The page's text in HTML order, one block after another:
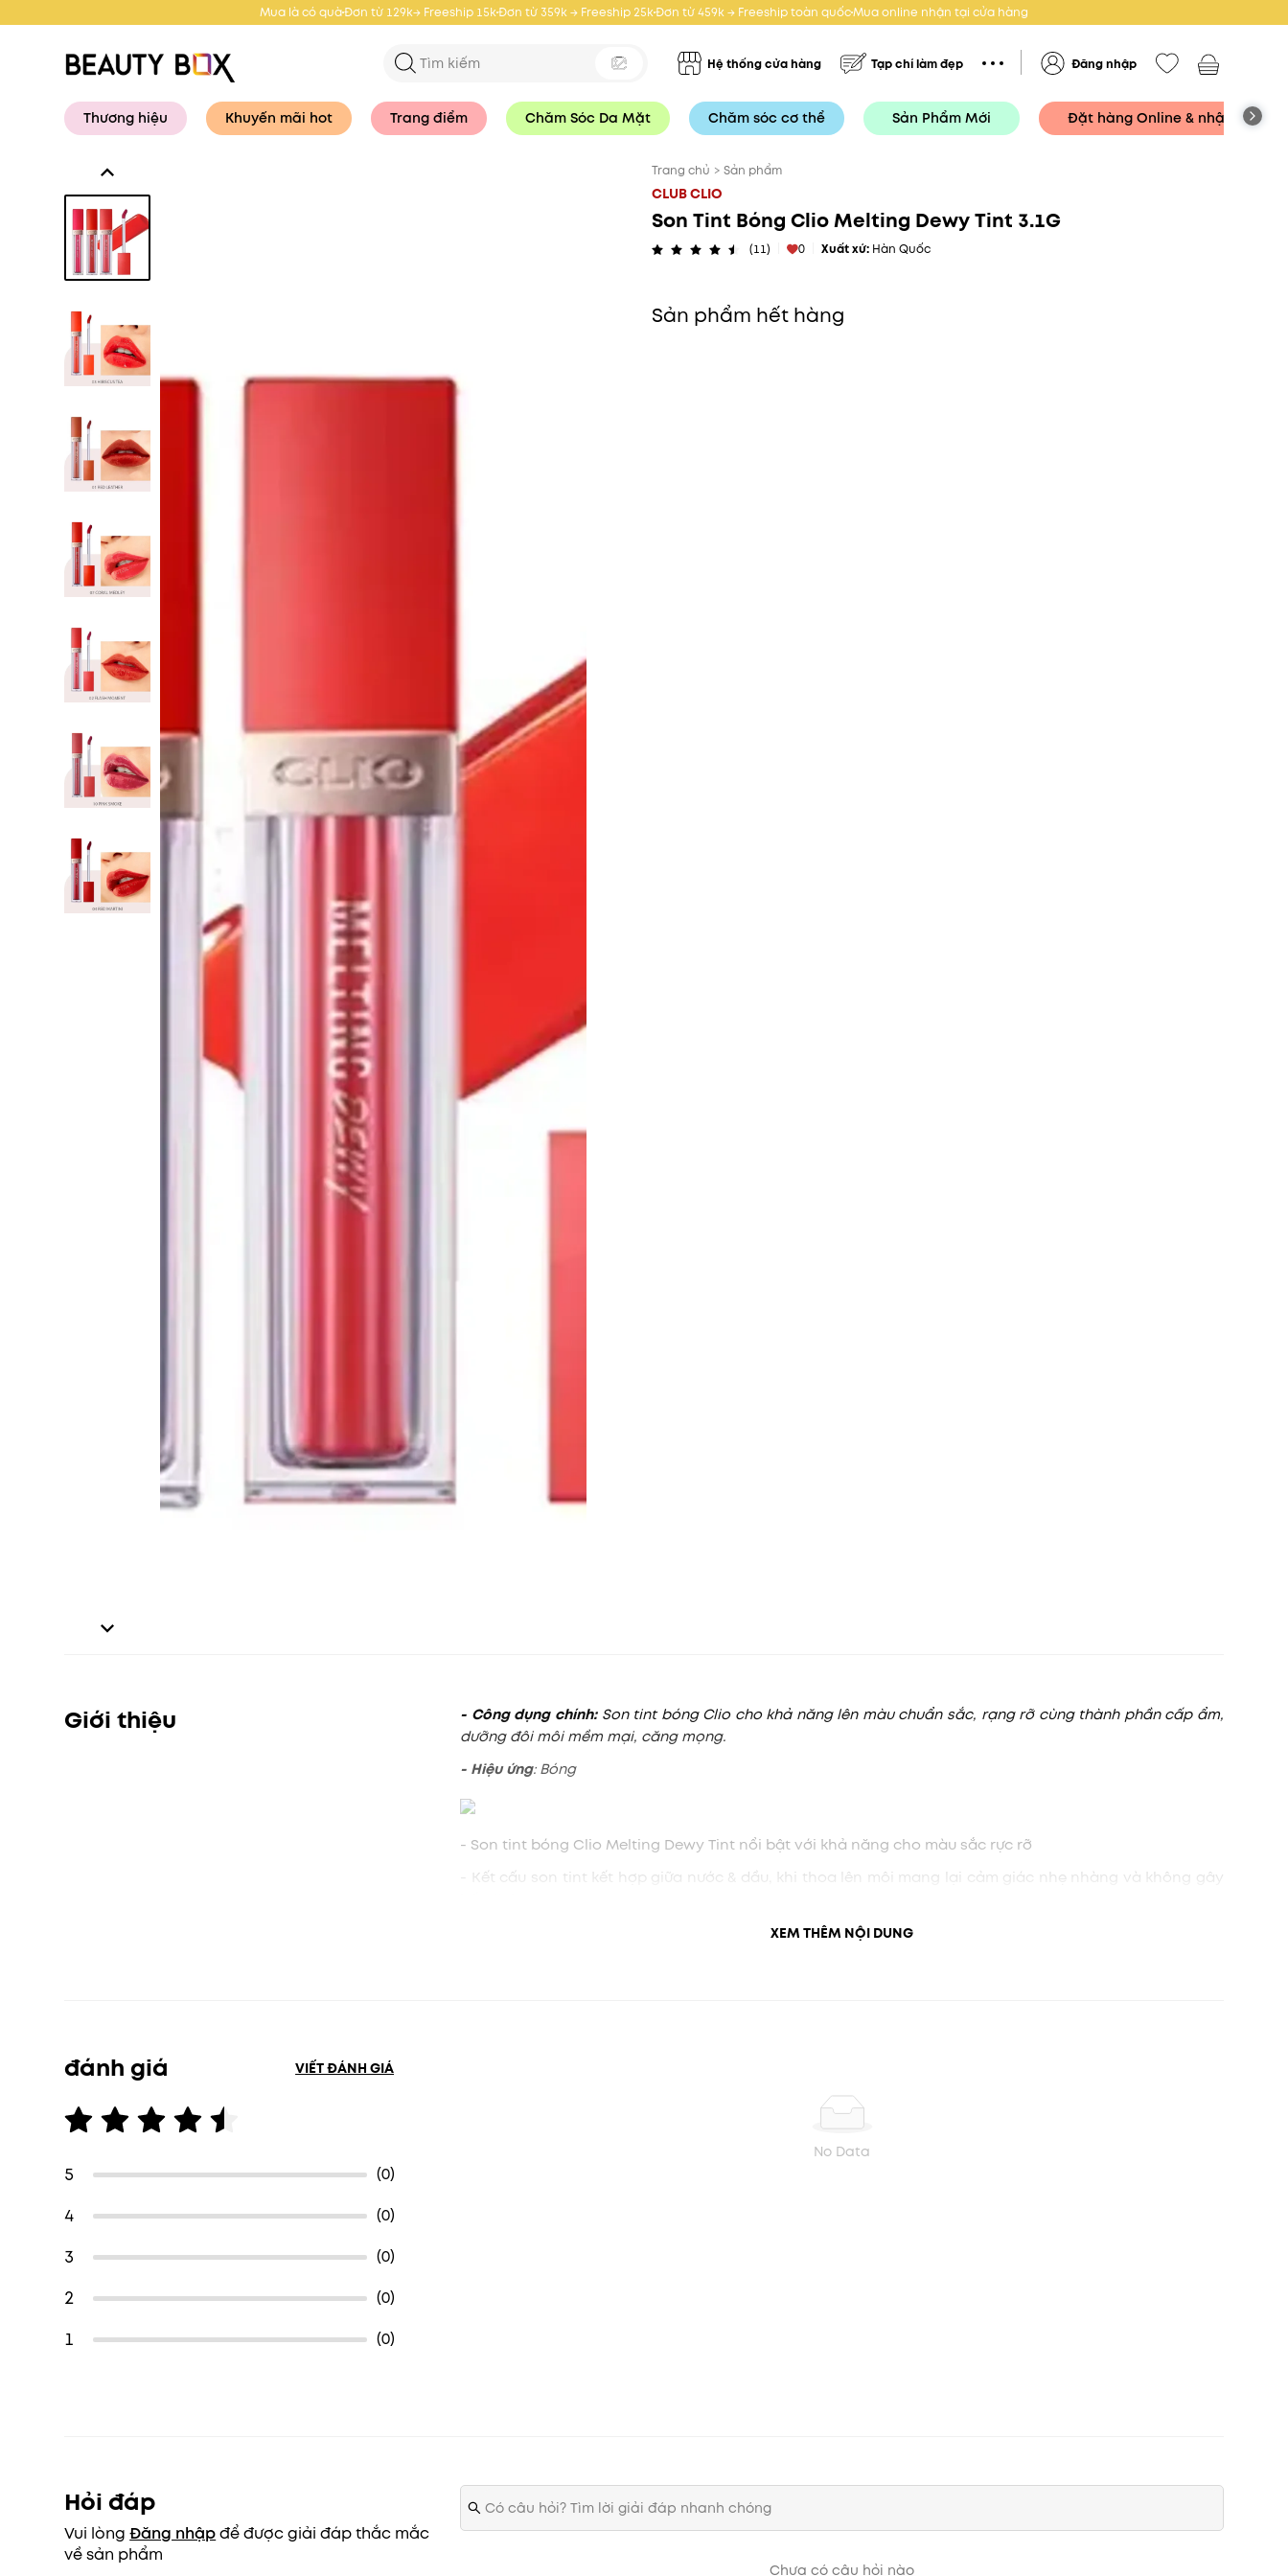
Mua là có quàĐơn từ 129k→ Freeship 15kĐơn từ 359k → Freeship 25kĐơn từ 459k → Freeship toàn quốcMua online nhận tại cửa hàng
Hệ thống cửa hàng Tạp chí làm đẹp Đăng nhập
Thương hiệu Khuyến mãi hot Trang điểm Chăm Sóc Da Mặt Chăm sóc cơ thể Sản Phẩm Mới Đặt hàng Online & nhận tại
Trang chủ > Sản phẩm
CLUB CLIO
Son Tint Bóng Clio Melting Dewy Tint 3.1G
(11) 0 Xuất xứ: Hàn Quốc
Sản phẩm hết hàng
Giới thiệu - Công dụng chính: Son tint bóng Clio cho khả năng lên màu chuẩn sắc, rạng rỡ cùng thành phần cấp ẩm,
dưỡng đôi môi mềm mại, căng mọng.
- Hiệu ứng: Bóng
- Son tint bóng Clio Melting Dewy Tint nổi bật với khả năng cho màu sắc rực rỡ
- Kết cấu son tint kết hợp giữa nước & dầu, khi thoa lên môi mang lại cảm giác nhẹ nhàng và không gây
- Son lên màu chuẩn sắc, giữ màu lâu trôi và tạo hiệu ứng căng bóng suốt cả ngày
Bảng màu Son Tint Bóng CLIO MELTING DEWY TINT
XEM THÊM NỘI DUNG
đánh giá VIẾT ĐÁNH GIÁ
5 (0)
4 (0)
3 (0)
2 (0)
1 (0)
No Data
Hỏi đáp
Vui lòng Đăng nhậpđể được giải đáp thắc mắc
về sản phẩm
Chưa có câu hỏi nào